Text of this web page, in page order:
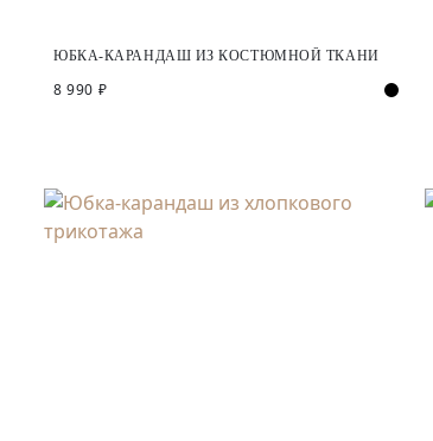
ЮБКА-КАРАНДАШ ИЗ КОСТЮМНОЙ ТКАНИ
8 990 ₽